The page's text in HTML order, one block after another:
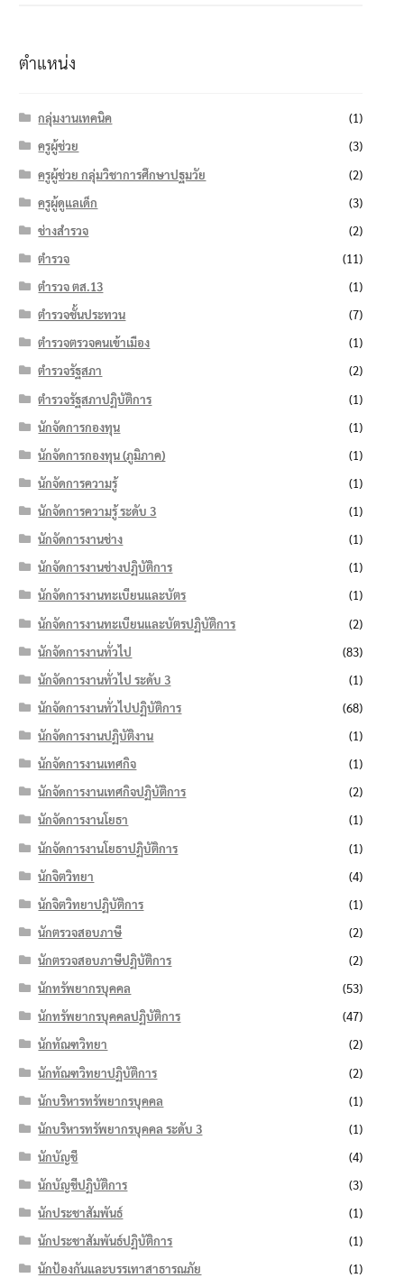
ตำแหน่ง
กลุ่มงานเทคนิค
(1)
ครูผู้ช่วย
(3)
ครูผู้ช่วย กลุ่มวิชาการศึกษาปฐมวัย
(2)
ครูผู้ดูแลเด็ก
(3)
ช่างสำรวจ
(2)
ตำรวจ
(11)
ตำรวจ ตส.13
(1)
ตำรวจชั้นประทวน
(7)
ตำรวจตรวจคนเข้าเมือง
(1)
ตำรวจรัฐสภา
(2)
ตำรวจรัฐสภาปฏิบัติการ
(1)
นักจัดการกองทุน
(1)
นักจัดการกองทุน (ภูมิภาค)
(1)
นักจัดการความรู้
(1)
นักจัดการความรู้ ระดับ 3
(1)
นักจัดการงานช่าง
(1)
นักจัดการงานช่างปฏิบัติการ
(1)
นักจัดการงานทะเบียนและบัตร
(1)
นักจัดการงานทะเบียนและบัตรปฏิบัติการ
(2)
นักจัดการงานทั่วไป
(83)
นักจัดการงานทั่วไป ระดับ 3
(1)
นักจัดการงานทั่วไปปฏิบัติการ
(68)
นักจัดการงานปฏิบัติงาน
(1)
นักจัดการงานเทศกิจ
(1)
นักจัดการงานเทศกิจปฏิบัติการ
(2)
นักจัดการงานโยธา
(1)
นักจัดการงานโยธาปฏิบัติการ
(1)
นักจิตวิทยา
(4)
นักจิตวิทยาปฏิบัติการ
(1)
นักตรวจสอบภาษี
(2)
นักตรวจสอบภาษีปฏิบัติการ
(2)
นักทรัพยากรบุคคล
(53)
นักทรัพยากรบุคคลปฏิบัติการ
(47)
นักทัณฑวิทยา
(2)
นักทัณฑวิทยาปฏิบัติการ
(2)
นักบริหารทรัพยากรบุคคล
(1)
นักบริหารทรัพยากรบุคคล ระดับ 3
(1)
นักบัญชี
(4)
นักบัญชีปฏิบัติการ
(3)
นักประชาสัมพันธ์
(1)
นักประชาสัมพันธ์ปฏิบัติการ
(1)
นักป้องกันและบรรเทาสาธารณภัย
(1)